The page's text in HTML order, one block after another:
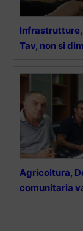
Tav, non si
Agricoltura,
comunitaria